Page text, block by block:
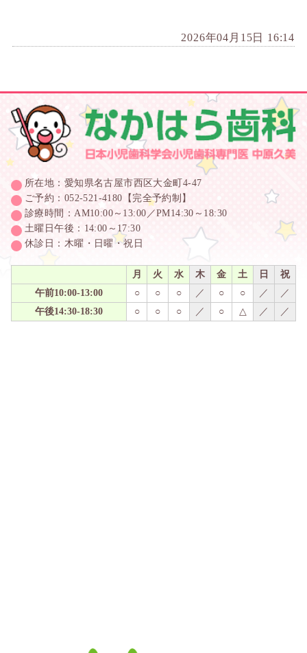
2026年04月15日 16:14
所在地：愛知県名古屋市西区大金町4-47
ご予約：052-521-4180【完全予約制】
診療時間：AM10:00～13:00／PM14:30～18:30
土曜日午後：14:00～17:30
休診日：木曜・日曜・祝日
月 火 水 木 金 土 日
祝
午前10:00-13:00
○ ○ ○ ／ ○ ○ ／
／
午後14:30-18:30
○ ○ ○ ／ ○ △ ／ ／